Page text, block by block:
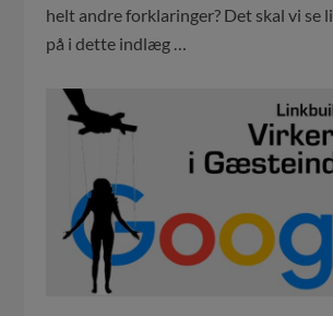
helt andre forklaringer? Det skal vi se
på i dette indlæg …